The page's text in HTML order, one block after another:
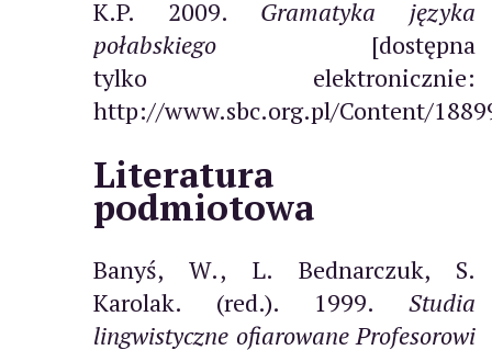
K.P. 2009. Gramatyka języka
połabskiego [dostępna
tylko elektronicznie:
http://www.sbc.org.pl/Content/
Literatura
podmiotowa
Banyś, W., L. Bednarczuk, S.
Karolak. (red.). 1999. Studia
lingwistyczne ofiarowane Profesorowi